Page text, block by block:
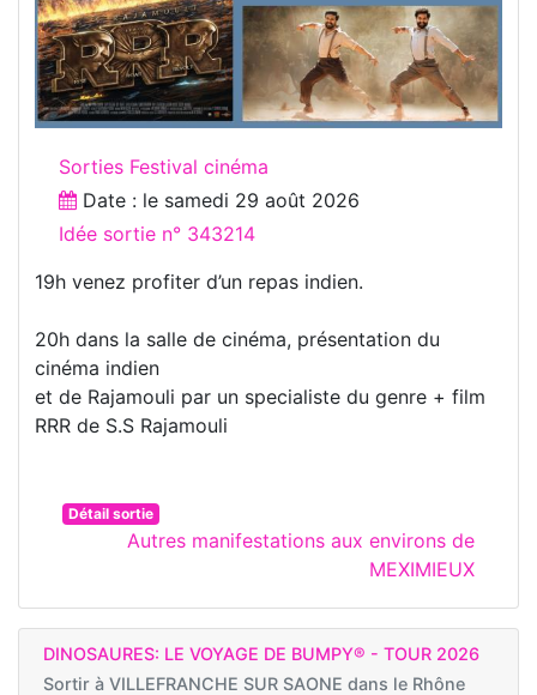
Sorties Festival cinéma
Date : le samedi 29 août 2026
Idée sortie n° 343214
19h venez profiter d’un repas indien.
20h dans la salle de cinéma, présentation du
cinéma indien
et de Rajamouli par un specialiste du genre + film
RRR de S.S Rajamouli
Détail sortie
Autres manifestations aux environs de
MEXIMIEUX
DINOSAURES: LE VOYAGE DE BUMPY® - TOUR 2026
Sortir à VILLEFRANCHE SUR SAONE dans le Rhône